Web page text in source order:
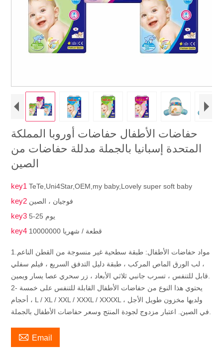
حفاضات الأطفال حفاضات أوروبا المملكة
المتحدة إسبانيا بالجملة مدللة حفاضات من
الصين
key1TeTe,Uni4Star,OEM,my baby,Lovely super soft baby
key2 فوجيان ، الصين
key3 5-25 يوم
key4 10000000 قطعة / شهريا
1.مواد حفاضات الأطفال: طبقة سطحية غير منسوجة من القطن الناعم
، لب الورق الماص المركب ، طبقة دليل التدفق السريع ، فيلم سفلي
2- يحتوي هذا النوع من حفاضات الأطفال القابلة للتنفس على خمسة
أحجام ، L / XL / XXL / XXXL / XXXXL ، ولديها مخزون طويل الأجل
 Email